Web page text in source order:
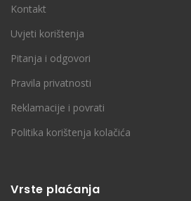
Kontakt
Uvjeti korištenja
Pitanja i odgovori
Pravila privatnosti
Reklamacije i povrati
Politika korištenja kolačića
Vrste plaćanja